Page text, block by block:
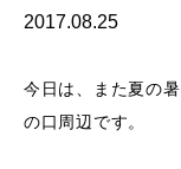
2017.08.25
今日は、また夏の
の口周辺です。